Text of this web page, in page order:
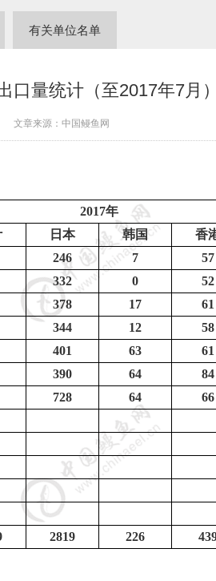
有关单位名单
口量统计（至2017年7月）
文章来源： 中国鳗鱼网
2017年
日本 韩国
香
246 7
57
332 0
52
378 17
61
344 12
58
401 63
61
390 64
84
728 64
66
2819 226